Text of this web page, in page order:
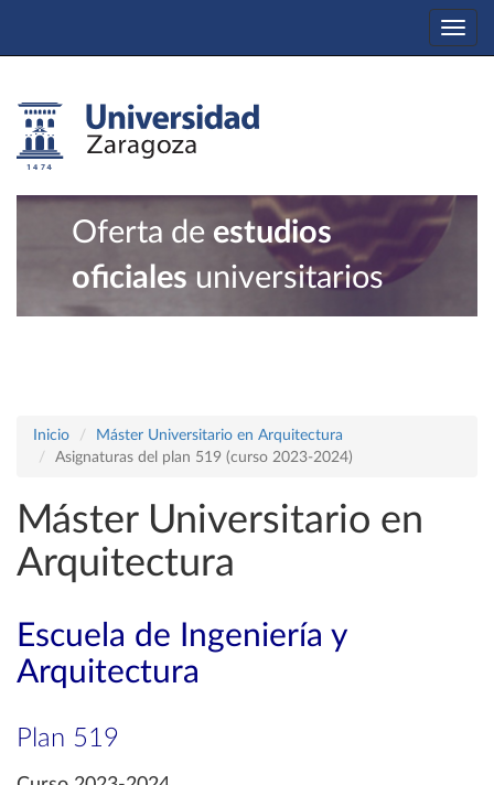
Oferta de estudios
oficiales universitarios
Inicio
Máster Universitario en Arquitectura
Asignaturas del plan 519 (curso 2023-2024)
Máster Universitario en
Arquitectura
Escuela de Ingeniería y
Arquitectura
Plan 519